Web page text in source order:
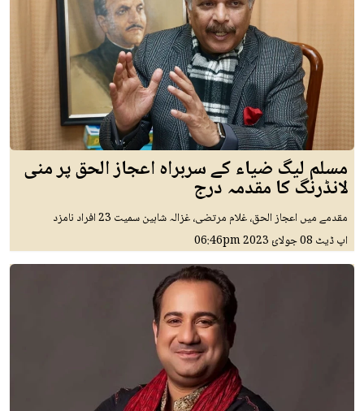
مسلم لیگ ضیاء کے سربراہ اعجاز الحق پر منی
لانڈرنگ کا مقدمہ درج
مقدمے میں اعجاز الحق، غلام مرتضی، غزالہ شاہین سمیت 23 افراد نامزد
اپ ڈیٹ 08 جولائ 2023 06:46pm